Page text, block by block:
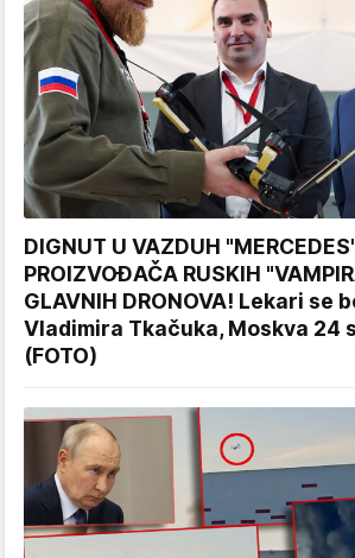
DIGNUT U VAZDUH
PROIZVOĐAČA RUSKIH
GLAVNIH DRONOVA! Lekari se
Vladimira Tkačuka, Moskva 24
(FOTO)